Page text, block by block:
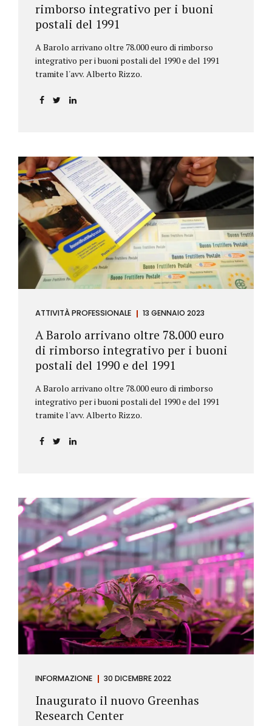
rimborso integrativo per i buoni
postali del 1991
A Barolo arrivano oltre 78.000 euro di rimborso
integrativo per i buoni postali del 1990 e del 1991
tramite l'avv. Alberto Rizzo.
ATTIVITÀ PROFESSIONALE 13 GENNAIO 2023
A Barolo arrivano oltre 78.000 euro
di rimborso integrativo per i buoni
postali del 1990 e del 1991
A Barolo arrivano oltre 78.000 euro di rimborso
integrativo per i buoni postali del 1990 e del 1991
tramite l'avv. Alberto Rizzo.
INFORMAZIONE 30 DICEMBRE 2022
Inaugurato il nuovo Greenhas
Research Center